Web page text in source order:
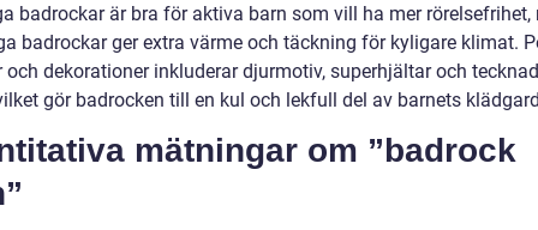
badrockar är bra för aktiva barn som vill ha mer rörelsefrihet,
badrockar ger extra värme och täckning för kyligare klimat.
och dekorationer inkluderar djurmotiv, superhjältar och
gör badrocken till en kul och lekfull del av barnets
mätningar om ”badrock